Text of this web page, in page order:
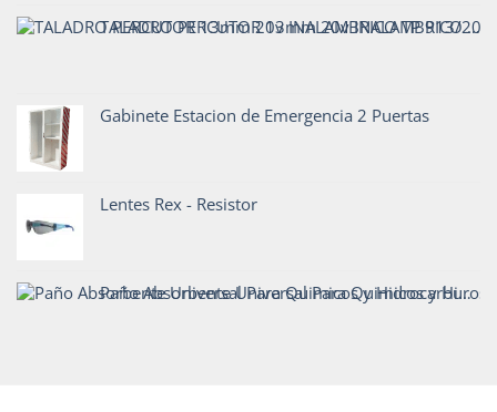
TALADRO PERCUTOR 13mm 20v INALAMBRICO TP 913/20 C1
Gabinete Estacion de Emergencia 2 Puertas
Lentes Rex - Resistor
Paño Absorbente Universal Para Quimicos y Hidrocarburos - Codigo911